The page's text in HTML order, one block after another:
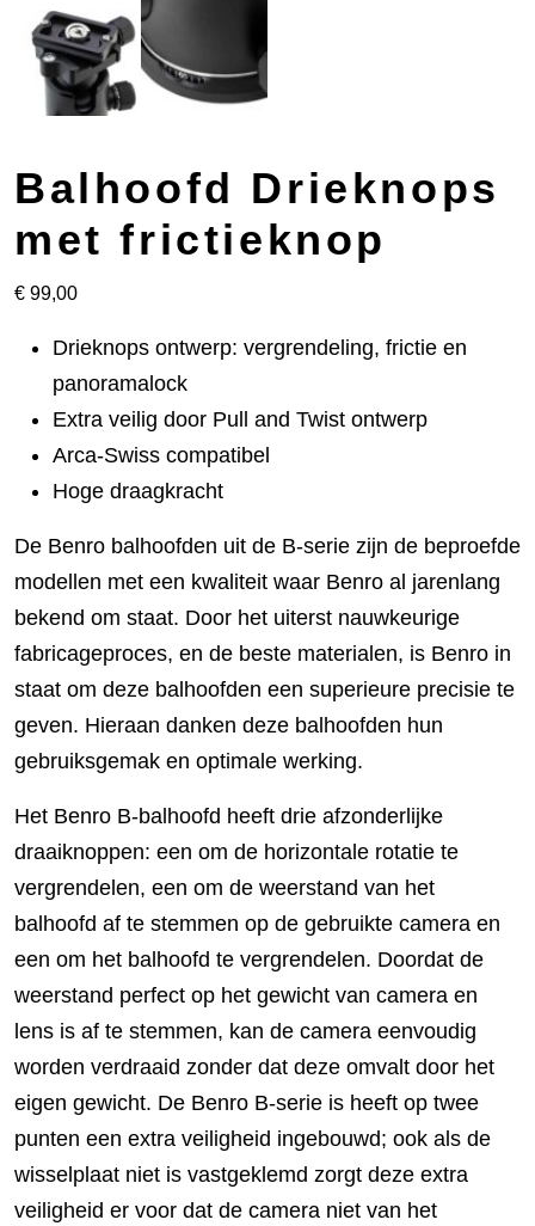
Balhoofd Drieknops
met frictieknop
€ 99,00
Drieknops ontwerp: vergrendeling, frictie en
panoramalock
Extra veilig door Pull and Twist ontwerp
Arca-Swiss compatibel
Hoge draagkracht
De Benro balhoofden uit de B-serie zijn de beproefde
modellen met een kwaliteit waar Benro al jarenlang
bekend om staat. Door het uiterst nauwkeurige
fabricageproces, en de beste materialen, is Benro in
staat om deze balhoofden een superieure precisie te
geven. Hieraan danken deze balhoofden hun
gebruiksgemak en optimale werking.
Het Benro B-balhoofd heeft drie afzonderlijke
draaiknoppen: een om de horizontale rotatie te
vergrendelen, een om de weerstand van het
balhoofd af te stemmen op de gebruikte camera en
een om het balhoofd te vergrendelen. Doordat de
weerstand perfect op het gewicht van camera en
lens is af te stemmen, kan de camera eenvoudig
worden verdraaid zonder dat deze omvalt door het
eigen gewicht. De Benro B-serie is heeft op twee
punten een extra veiligheid ingebouwd; ook als de
wisselplaat niet is vastgeklemd zorgt deze extra
veiligheid er voor dat de camera niet van het